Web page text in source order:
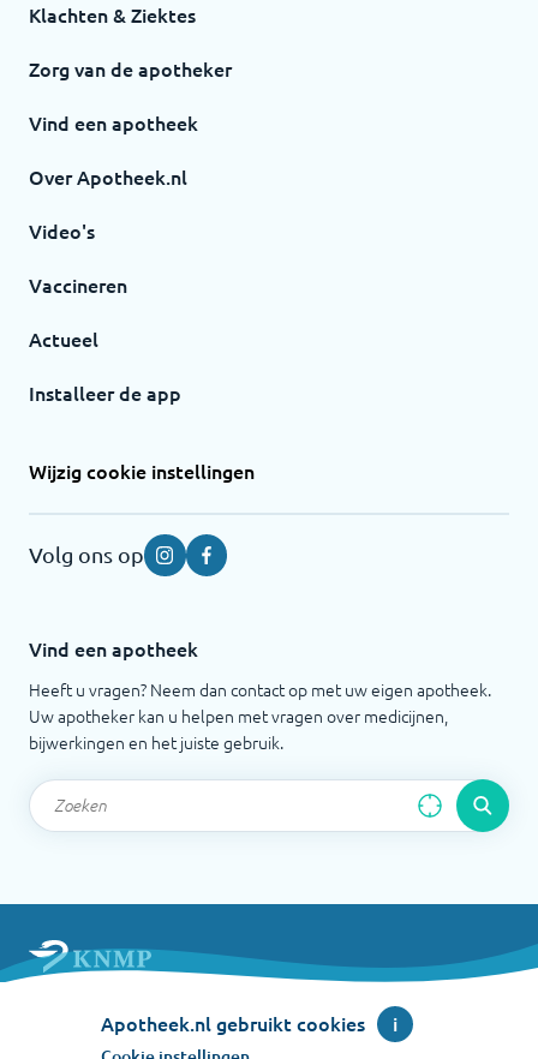
Klachten & Ziektes
Zorg van de apotheker
Vind een apotheek
Over Apotheek.nl
Video's
Vaccineren
Actueel
Installeer de app
Wijzig cookie instellingen
Volg ons op InstagramFacebook
Vind een apotheek
Heeft u vragen? Neem dan contact op met uw eigen apotheek.
Uw apotheker kan u helpen met vragen over medicijnen,
bijwerkingen en het juiste gebruik.
Nederlandse Maatschappij ter bevordering der
Pharmacie
Apotheek.nl gebruikt cookies i